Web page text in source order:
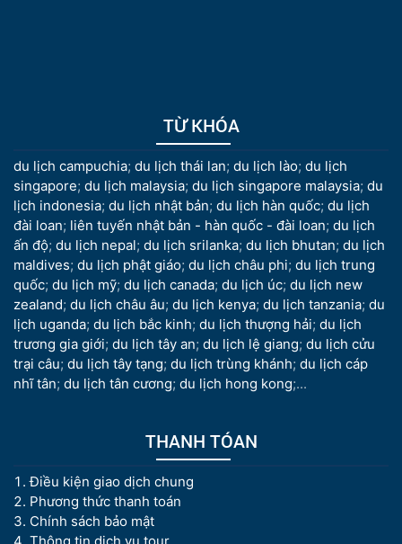
TỪ KHÓA
du lịch campuchia; du lịch thái lan; du lịch lào; du lịch
singapore; du lịch malaysia; du lịch singapore malaysia; du
lịch indonesia; du lịch nhật bản; du lịch hàn quốc; du lịch
đài loan; liên tuyến nhật bản - hàn quốc - đài loan; du lịch
ấn độ; du lịch nepal; du lịch srilanka; du lịch bhutan; du lịch
maldives; du lịch phật giáo; du lịch châu phi; du lịch trung
quốc; du lịch mỹ; du lịch canada; du lịch úc; du lịch new
zealand; du lịch châu âu; du lịch kenya; du lịch tanzania; du
lịch uganda; du lịch bắc kinh; du lịch thượng hải; du lịch
trương gia giới; du lịch tây an; du lịch lệ giang; du lịch cửu
trại câu; du lịch tây tạng; du lịch trùng khánh; du lịch cáp
nhĩ tân; du lịch tân cương; du lịch hong kong;...
THANH TÓAN
Điều kiện giao dịch chung
Phương thức thanh toán
Chính sách bảo mật